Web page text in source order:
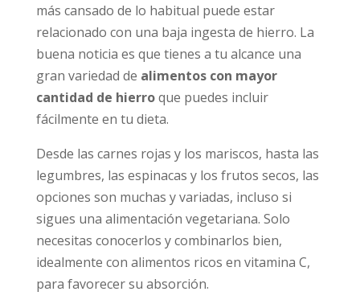
más cansado de lo habitual puede estar
relacionado con una baja ingesta de hierro. La
buena noticia es que tienes a tu alcance una
gran variedad de alimentos con mayor
cantidad de hierroque puedes incluir
fácilmente en tu dieta.
Desde las carnes rojas y los mariscos, hasta las
legumbres, las espinacas y los frutos secos, las
opciones son muchas y variadas, incluso si
sigues una alimentación vegetariana. Solo
necesitas conocerlos y combinarlos bien,
idealmente con alimentos ricos en vitamina C,
para favorecer su absorción.